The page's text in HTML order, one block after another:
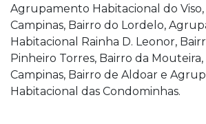
Agrupamento Habitacional do Viso,
Campinas, Bairro do Lordelo,
Habitacional Rainha D. Leonor,
Pinheiro Torres, Bairro da Mouteira,
Campinas, Bairro de Aldoar e
Habitacional das Condominhas.